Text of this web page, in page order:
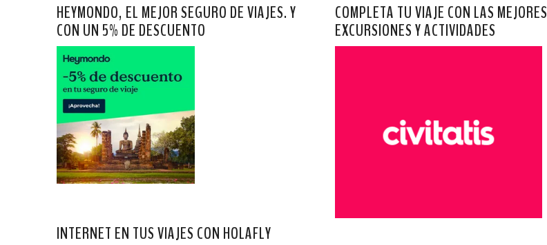
HEYMONDO, EL MEJOR SEGURO DE VIAJES. Y
CON UN 5% DE DESCUENTO
INTERNET EN TUS VIAJES CON HOLAFLY
COMPLETA TU VIAJE CON LAS MEJORES
EXCURSIONES Y ACTIVIDADES